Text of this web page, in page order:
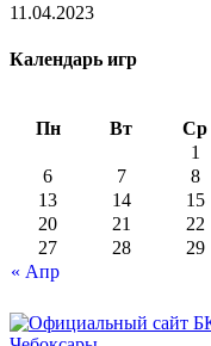
11.04.2023
Календарь игр
Пн
Вт Ср
« Апр
1
6
7 8
13
14 15
20
21 22
27
28 29